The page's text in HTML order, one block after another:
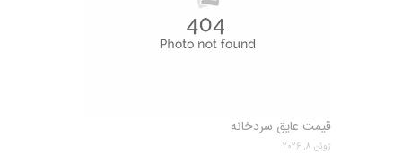
قیمت عایق سردخانه
ژوئن 8, 2026